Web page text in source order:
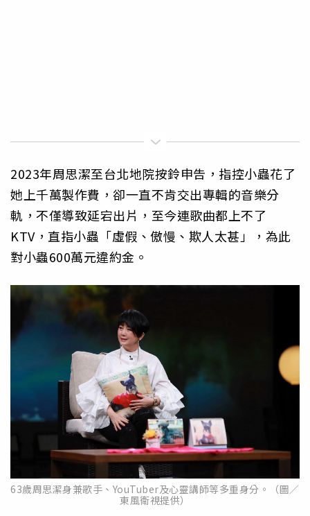
2023年周思潔至台北地院按鈴申告，指控小蟲花了
她上千萬製作費，卻一直不肯交出專輯的音樂分
軌，不僅導致延宕出片，至今連歌曲都上不了
KTV，直指小蟲「虛假、傲慢、欺人太甚」，為此
對小蟲600萬元違約金。
63歲周思潔身兼歌手、YouTuber及心靈講師等多重身分。（圖／
東風衛視提供）